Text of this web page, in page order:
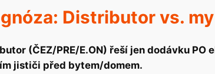
Distributor vs.
(ČEZ/PRE/E.ON) řeší jen dodávku
jističi před bytem/domem.